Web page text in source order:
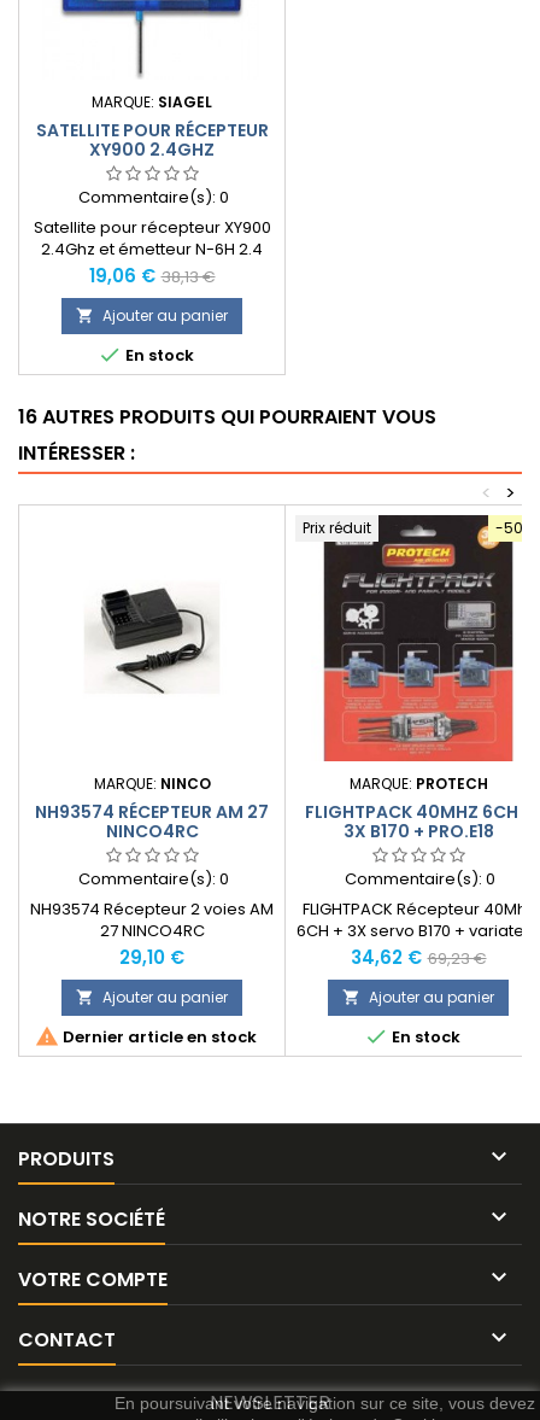
MARQUE: SIAGEL
SATELLITE POUR RÉCEPTEUR
XY900 2.4GHZ
Commentaire(s): 0
Satellite pour récepteur XY900
2.4Ghz et émetteur N-6H 2.4
GHz LCD. Augmente la
puissance de réception du
signal et permet une bonne
réception dans les modèles en
carbone. Conseillé dans les
gros modèles. A utiliser
XY900 2.4Ghz.
Prix
19,06 € Prix
normal
38,13 €
 Ajouter au panier
 En stock
16 AUTRES PRODUITS QUI POURRAIENT VOUS
INTÉRESSER :
>
<
MARQUE: NINCO
NH93574 RÉCEPTEUR AM 27
NINCO4RC
Commentaire(s): 0
NH93574 Récepteur 2 voies AM
27 NINCO4RC
Prix
29,10 €
 Ajouter au panier
 Dernier article en stock
-50%
Prix réduit
MARQUE: PROTECH
FLIGHTPACK 40MHZ 6CH +
3X B170 + PRO.E18
Commentaire(s): 0
FLIGHTPACK Récepteur 40Mhz
6CH + 3X servo B170 + variateur
PRO.E18
Prix
34,62 € Prix
normal
69,23 €
 Ajouter au panier
 En stock
PRODUITS 
NOTRE SOCIÉTÉ 
VOTRE COMPTE 
CONTACT 
En poursuivant votre navigation sur ce site, vous devez
NEWSLETTER